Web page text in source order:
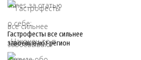
Гастрофесты все сильнее
завоевывают регион